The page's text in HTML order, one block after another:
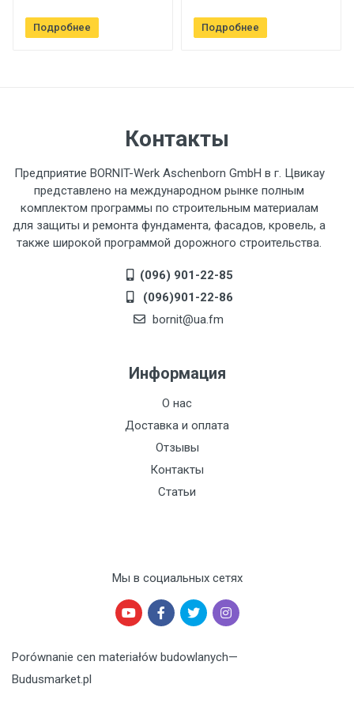
Подробнее Подробнее
Контакты
Предприятие BORNIT-Werk Aschenborn GmbH в г. Цвикау
представлено на международном рынке полным
комплектом программы по строительным материалам
для защиты и ремонта фундамента, фасадов, кровель, а
также широкой программой дорожного строительства.
(096) 901-22-85
(096)901-22-86
bornit@ua.fm
Информация
О нас
Доставка и оплата
Отзывы
Контакты
Статьи
Мы в социальных сетях
Porównanie cen materiałów budowlanych—
Budusmarket.pl